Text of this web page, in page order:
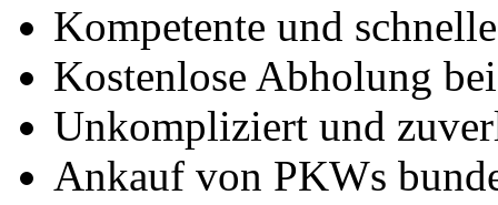
Kompetente und
Kostenlose Abholung
Unkompliziert und
Ankauf von PKWs